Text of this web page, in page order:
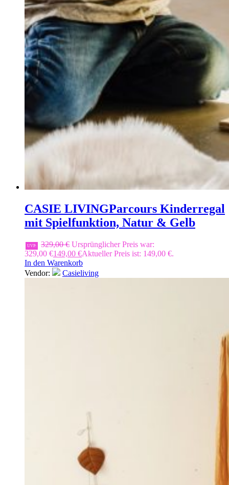
CASIE LIVINGParcours Kinderregal
mit Spielfunktion, Natur & Gelb
UVP: 329,00€ Ursprünglicher Preis war:
329,00 €149,00 €Aktueller Preis ist: 149,00 €.
In den Warenkorb
Vendor:
Casieliving